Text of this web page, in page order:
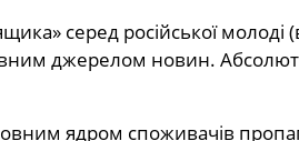
серед російської
джерелом новин.
ядром споживачів